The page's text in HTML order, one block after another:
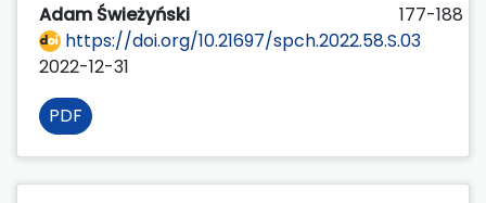
Adam Świeżyński
177-188
https://doi.org/10.21697/spch.2022.58.S.03
2022-12-31
PDF